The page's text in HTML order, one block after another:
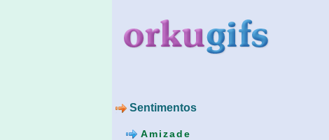
Sentimentos
Amizade